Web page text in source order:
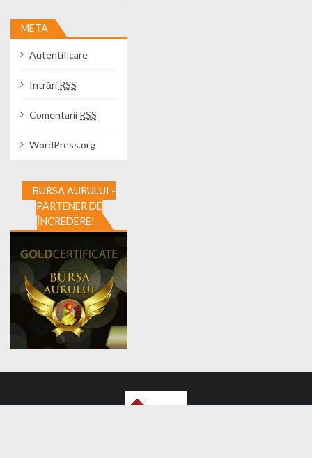
META
Autentificare
Intrări RSS
Comentarii RSS
WordPress.org
BURSA AURULUI -
PARTENER DE
ÎNCREDERE!